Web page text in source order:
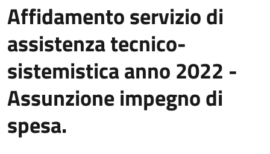
Affidamento servizio di
assistenza tecnico-
sistemistica anno 2022 -
Assunzione impegno di
spesa.